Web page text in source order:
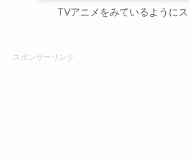
TVアニメをみているように
スポンサーリンク